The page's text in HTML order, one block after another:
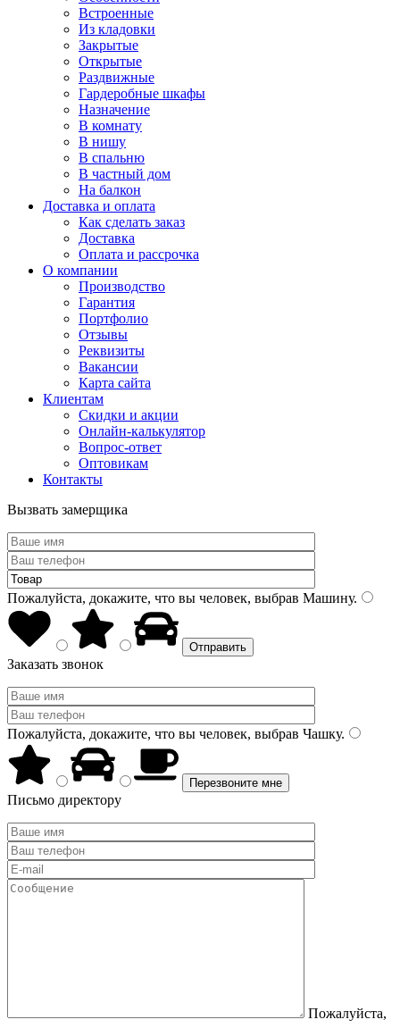
Встроенные
Из кладовки
Закрытые
Открытые
Раздвижные
Гардеробные шкафы
Назначение
В комнату
В нишу
В спальню
В частный дом
На балкон
Доставка и оплата
Как сделать заказ
Доставка
Оплата и рассрочка
О компании
Производство
Гарантия
Портфолио
Отзывы
Реквизиты
Вакансии
Карта сайта
Клиентам
Скидки и акции
Онлайн-калькулятор
Вопрос-ответ
Оптовикам
Контакты
Вызвать замерщика
Пожалуйста, докажите, что вы человек, выбрав Машину.
Заказать звонок
Пожалуйста, докажите, что вы человек, выбрав Чашку.
Письмо директору
Пожалуйста,